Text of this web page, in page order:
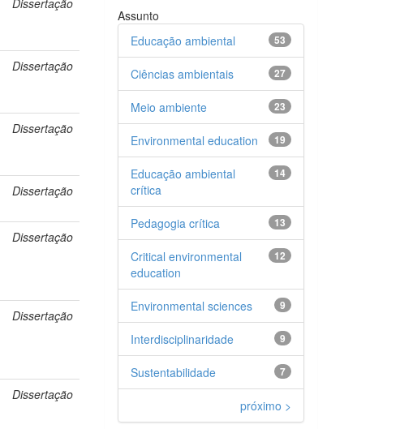
Dissertação
Dissertação
Dissertação
Dissertação
Dissertação
Dissertação
Dissertação
Assunto
53
Educação ambiental
27
Ciências ambientais
23
Meio ambiente
19
Environmental education
14
Educação ambiental
crítica
13
Pedagogia crítica
12
Critical environmental
education
9
Environmental sciences
9
Interdisciplinaridade
7
Sustentabilidade
próximo >